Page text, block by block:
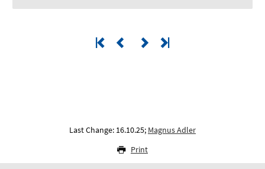
Last Change: 16.10.25; Magnus Adler
Print